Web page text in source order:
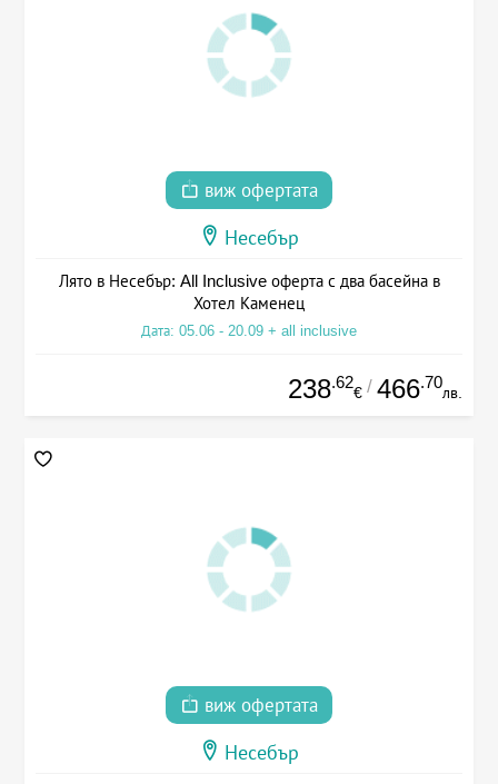
виж офертата
Несебър
Лято в Несебър: All Inclusive оферта с два басейна в
Хотел Каменец
Дата: 05.06 - 20.09 + all inclusive
238.62
€ / 466.70
лв.
виж офертата
Несебър